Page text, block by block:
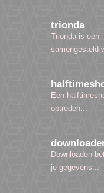
trionda
Trionda is een
samengesteld
Een
optreden...
Downloaden
je gegevens...